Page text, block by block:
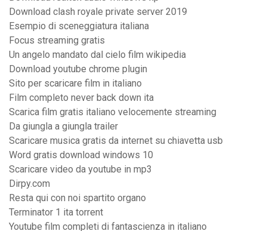
Download clash royale private server 2019
Esempio di sceneggiatura italiana
Focus streaming gratis
Un angelo mandato dal cielo film wikipedia
Download youtube chrome plugin
Sito per scaricare film in italiano
Film completo never back down ita
Scarica film gratis italiano velocemente streaming
Da giungla a giungla trailer
Scaricare musica gratis da internet su chiavetta usb
Word gratis download windows 10
Scaricare video da youtube in mp3
Dirpy.com
Resta qui con noi spartito organo
Terminator 1 ita torrent
Youtube film completi di fantascienza in italiano